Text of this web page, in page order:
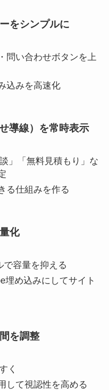
をシンプルに
問い合わせボタンを上
込みを高速化
導線）を常時表示
」「無料見積もり」な
る仕組みを作る
化
で容量を抑える
埋め込みにしてサイト
を調整
く
して視認性を高める